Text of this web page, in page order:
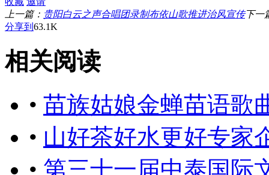
上一篇： 贵阳白云之声合唱团录制布依山歌推进治风宣传下一
分享到 63.1K
相关阅读
• 苗族姑娘金蝉苗语歌
• 山好茶好水更好专家
• 第三十一届中泰国际